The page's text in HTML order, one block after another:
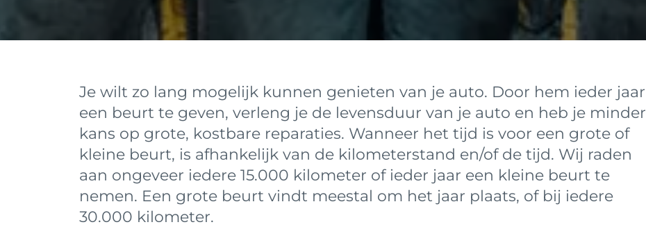
Je wilt zo lang mogelijk kunnen genieten van je auto. Door hem ieder jaar
een beurt te geven, verleng je de levensduur van je auto en heb je minder
kans op grote, kostbare reparaties. Wanneer het tijd is voor een grote of
kleine beurt, is afhankelijk van de kilometerstand en/of de tijd. Wij raden
aan ongeveer iedere 15.000 kilometer of ieder jaar een kleine beurt te
nemen. Een grote beurt vindt meestal om het jaar plaats, of bij iedere
30.000 kilometer.